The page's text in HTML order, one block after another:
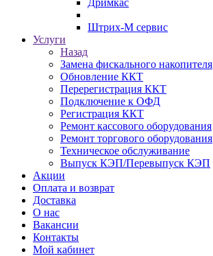
Дримкас
Штрих-М сервис
Услуги
Назад
Замена фискального накопителя
Обновление ККТ
Перерегистрация ККТ
Подключение к ОФД
Регистрация ККТ
Ремонт кассового оборудования
Ремонт торгового оборудования
Техническое обслуживание
Выпуск КЭП/Перевыпуск КЭП
Акции
Оплата и возврат
Доставка
О нас
Вакансии
Контакты
Мой кабинет